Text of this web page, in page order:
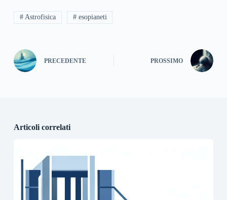
# Astrofisica # esopianeti
PRECEDENTE PROSSIMO
Articoli correlati